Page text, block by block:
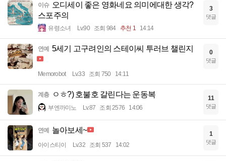
이슈 오디세이 좋은 영화네요 의미에대한 생각?
스포주의
유령소녀 Lv.90 조회 984 추천 1 14:14
3
댓글
연예 5세기 고구려인의 스테이씨 투러브 챌린지
Memorobot Lv.33 조회 750 14:11
0
댓글
계층 ㅇㅎ?) 호불호 갈린다는 운동복
부엔까미노 Lv.87 조회 2576 14:06
11
댓글
연예 놀아보세~
아이스티이 Lv.32 조회 537 14:02
1
댓글